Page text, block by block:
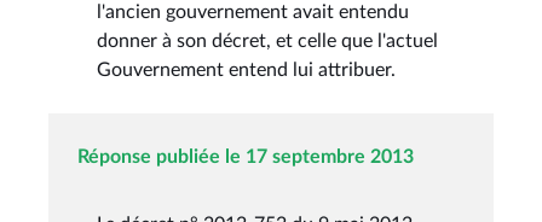
l'ancien gouvernement avait entendu
donner à son décret, et celle que l'actuel
Gouvernement entend lui attribuer.
Réponse publiée le 17 septembre 2013